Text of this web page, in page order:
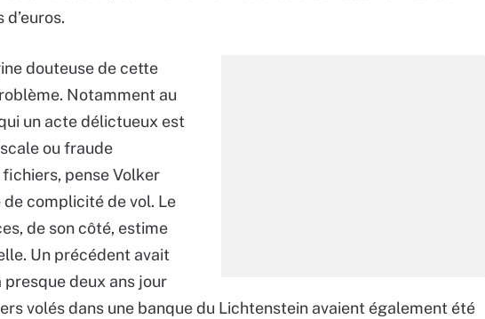
douteuse de cette
Notamment au
un acte délictueux est
ou fraude
pense Volker
de complicité de vol. Le
de son côté, estime
Un précédent avait
presque deux ans jour
volés dans une banque du Lichtenstein avaient également été